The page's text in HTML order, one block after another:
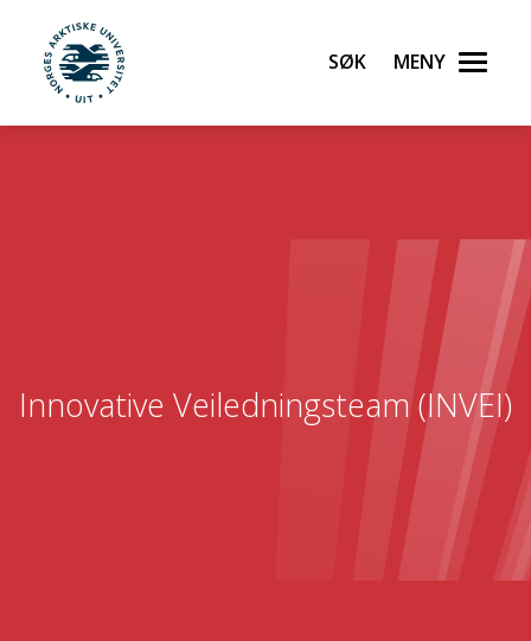
Gå til hovedinnhold
UiT Norges arktiske universitet
Søk Meny
Innovative Veiledningsteam (INVEI)